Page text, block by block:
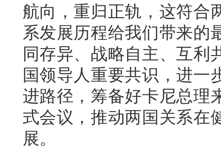
航向，重归正轨，这符合
系发展历程给我们带来的
同存异、战略自主、互利
国领导人重要共识，进一
进路径，筹备好卡尼总理
式会议，推动两国关系在
展。